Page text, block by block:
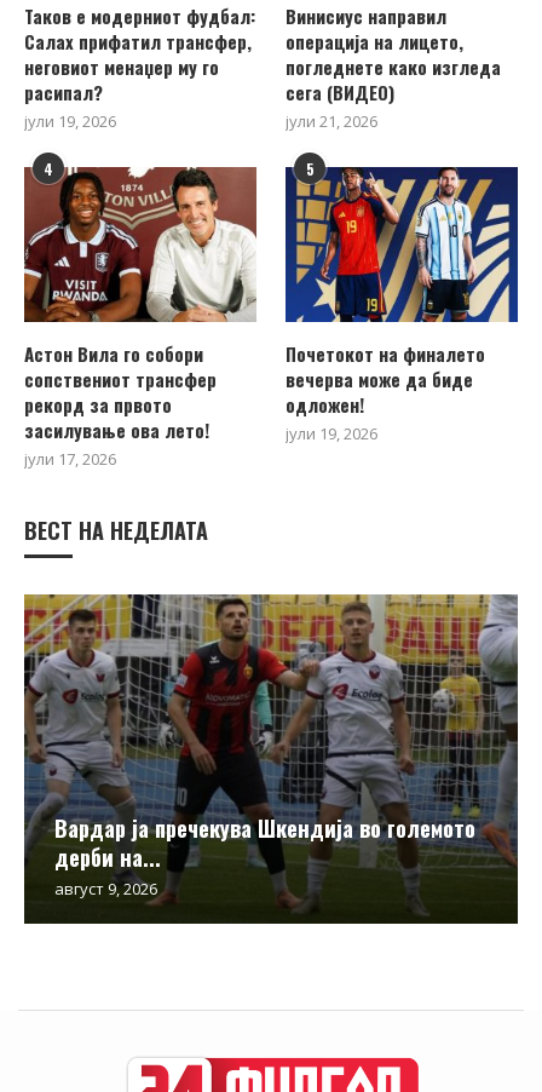
Таков е модерниот фудбал:
Салах прифатил трансфер,
неговиот менаџер му го
расипал?
јули 19, 2026
Винисиус направил
операција на лицето,
погледнете како изгледа
сега (ВИДЕО)
јули 21, 2026
4
Астон Вила го собори
сопствениот трансфер
рекорд за првото
засилување ова лето!
јули 17, 2026
5
Почетокот на финалето
вечерва може да биде
одложен!
јули 19, 2026
ВЕСТ НА НЕДЕЛАТА
Вардар ја пречекува Шкендија во големото
дерби на...
август 9, 2026